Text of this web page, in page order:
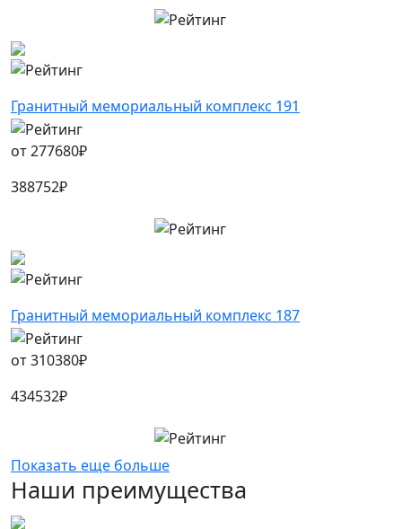
Гранитный мемориальный комплекс 191
от277680₽
388752₽
Гранитный мемориальный комплекс 187
от310380₽
434532₽
Показать еще больше
Наши преимущества